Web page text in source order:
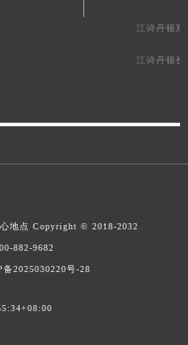
江诗丹顿郑
江诗丹顿长
地点 Copyright © 2018-2032
882-9682
2025030220号-28